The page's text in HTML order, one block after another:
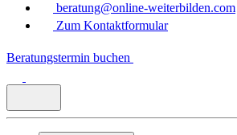
beratung@online-weiterbilden.com
Zum Kontaktformular
Beratungstermin buchen